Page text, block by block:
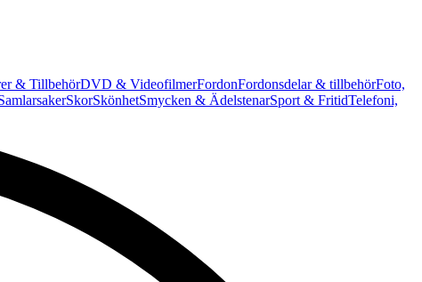
& TillbehörDVD & VideofilmerFordonFordonsdelar & tillbehörFoto,
SkorSkönhetSmycken & ÄdelstenarSport & FritidTelefoni,